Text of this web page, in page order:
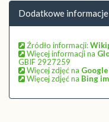
Dodatkowe informacje
Źródło informacji:
Więcej informacji na
GBIF 2927259
Więcej zdjęć na
Więcej zdjęć na Bing